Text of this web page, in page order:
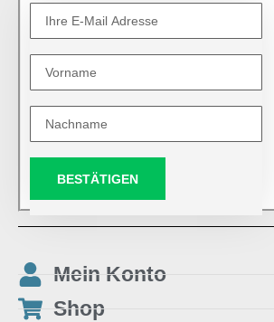
BESTÄTIGEN
Mein Konto
Shop